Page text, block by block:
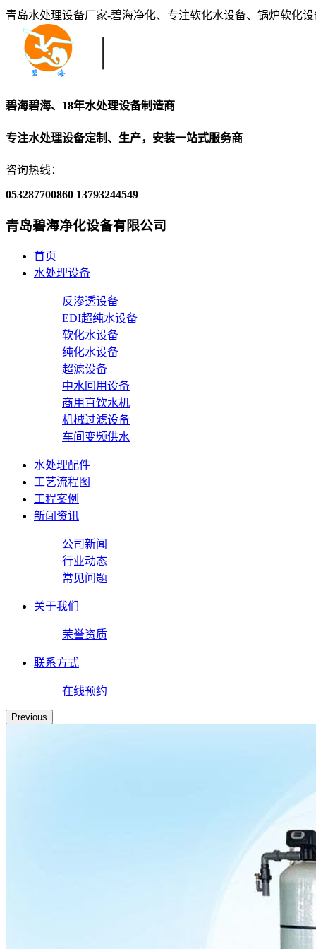
青岛水处理设备厂家-碧海净化、专注软化水设备、锅炉软化
碧海碧海、18年水处理设备制造商
专注水处理设备定制、生产，安装一站式服务商
咨询热线：
053287700860 13793244549
青岛碧海净化设备有限公司
首页
水处理设备
反渗透设备
EDI超纯水设备
软化水设备
纯化水设备
超滤设备
中水回用设备
商用直饮水机
机械过滤设备
车间变频供水
水处理配件
工艺流程图
工程案例
新闻资讯
公司新闻
行业动态
常见问题
关于我们
荣誉资质
联系方式
在线预约
Previous